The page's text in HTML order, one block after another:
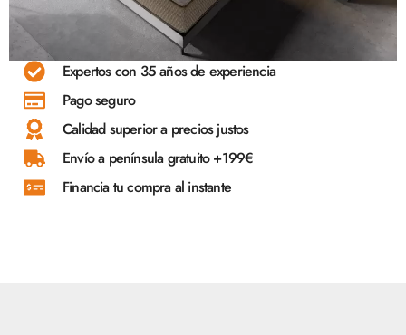
Expertos con 35 años de experiencia
Pago seguro
Calidad superior a precios justos
Envío a península gratuito +199€
Financia tu compra al instante